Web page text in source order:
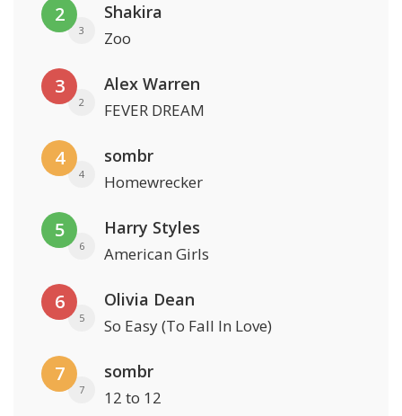
2
3
Shakira
Zoo
3
2
Alex Warren
FEVER DREAM
4
4
sombr
Homewrecker
5
6
Harry Styles
American Girls
6
5
Olivia Dean
So Easy (To Fall In Love)
7
7
sombr
12 to 12